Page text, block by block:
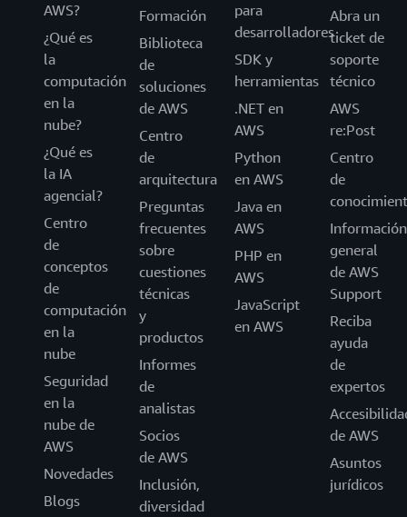
AWS?
¿Qué es
la
computación
en la
nube?
¿Qué es
la IA
agencial?
Centro
de
conceptos
de
computación
en la
nube
Seguridad
en la
nube de
AWS
Novedades
Blogs
Formación
Biblioteca
de
soluciones
de AWS
Centro
de
arquitectura
Preguntas
frecuentes
sobre
cuestiones
técnicas
y
productos
Informes
de
analistas
Socios
de AWS
Inclusión,
diversidad
para
desarrolladores
SDK y
herramientas
.NET en
AWS
Python
en AWS
Java en
AWS
PHP en
AWS
JavaScript
en AWS
Abra un
ticket de
soporte
técnico
AWS
re:Post
Centro
de
Información
general
de AWS
Support
Reciba
ayuda
de
expertos
de AWS
Asuntos
jurídicos